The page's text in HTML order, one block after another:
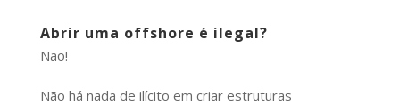
Abrir uma offshore é ilegal?
Não!
Não há nada de ilícito em criar estruturas